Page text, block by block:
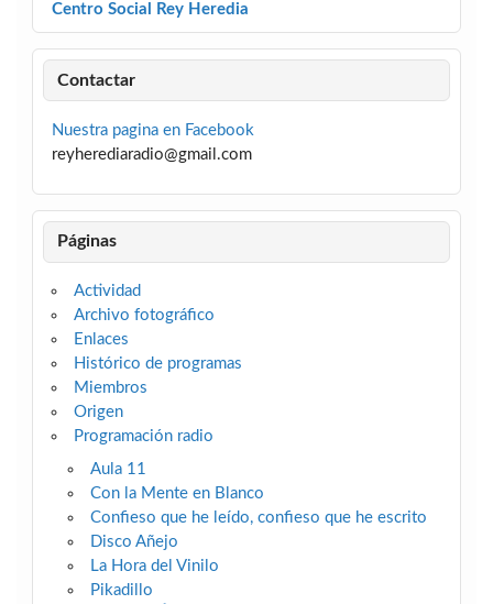
Centro Social Rey Heredia
Contactar
Nuestra pagina en Facebook
reyherediaradio@gmail.com
Páginas
Actividad
Archivo fotográfico
Enlaces
Histórico de programas
Miembros
Origen
Programación radio
Aula 11
Con la Mente en Blanco
Confieso que he leído, confieso que he escrito
Disco Añejo
La Hora del Vinilo
Pikadillo